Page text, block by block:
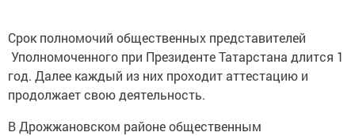
Срок полномочий общественных представителей
Уполномоченного при Президенте Татарстана длится 1
год. Далее каждый из них проходит аттестацию и
продолжает свою деятельность.
В Дрожжановском районе общественным